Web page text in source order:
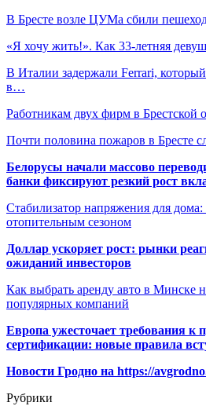
В Бресте возле ЦУМа сбили
«Я хочу жить!». Как 33-летняя
В Италии задержали Ferrari,
в…
Работникам двух фирм в Брестской
Почти половина пожаров в Бресте
Белорусы начали массово
банки фиксируют резкий рост
Стабилизатор напряжения для
отопительным сезоном
Доллар ускоряет рост: рынки
ожиданий инвесторов
Как выбрать аренду авто в Минске
популярных компаний
Европа ужесточает требования к
сертификации: новые правила
Новости Гродно на https://
Рубрики